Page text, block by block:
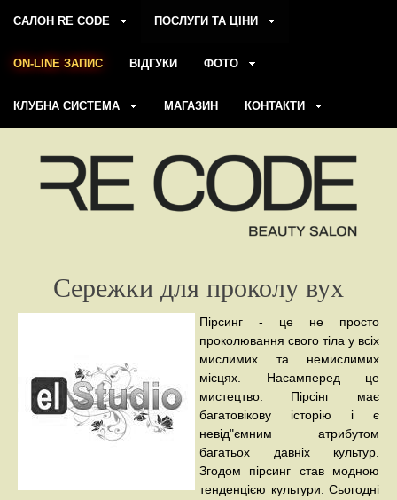
САЛОН RE CODE ПОСЛУГИ ТА ЦІНИ
ON-LINE ЗАПИС ВІДГУКИ ФОТО
КЛУБНА СИСТЕМА МАГАЗИН КОНТАКТИ
Сережки для проколу вух
Пірсинг - це не просто
проколювання свого тіла у всіх
мислимих та немислимих
місцях. Насамперед це
мистецтво. Пірсінг має
багатовікову історію і є
невід"ємним атрибутом
багатьох давніх культур.
Згодом пірсинг став модною
тенденцією культури. Сьогодні